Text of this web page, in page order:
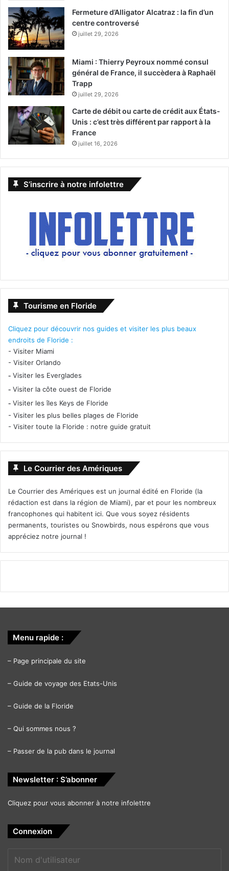
Fermeture d’Alligator Alcatraz : la fin d’un
centre controversé
juillet 29, 2026
Miami : Thierry Peyroux nommé consul
général de France, il succèdera à Raphaël
Trapp
juillet 29, 2026
Carte de débit ou carte de crédit aux États-
Unis : c’est très différent par rapport à la
France
juillet 16, 2026
S’inscrire à notre infolettre
Tourisme en Floride
Cliquez pour découvrir nos guides et visiter les plus beaux
endroits de Floride :
- Visiter Miami
- Visiter Orlando
- Visiter les Everglades
- Visiter la côte ouest de Floride
- Visiter les îles Keys de Floride
- Visiter les plus belles plages de Floride
- Visiter toute la Floride : notre guide gratuit
Le Courrier des Amériques
Le Courrier des Amériques est un journal édité en Floride (la
rédaction est dans la région de Miami), par et pour les nombreux
francophones qui habitent ici. Que vous soyez résidents
permanents, touristes ou Snowbirds, nous espérons que vous
appréciez notre journal !
Menu rapide :
– Page principale du site
– Guide de voyage des Etats-Unis
– Guide de la Floride
– Qui sommes nous ?
– Passer de la pub dans le journal
Newsletter : S’abonner
Cliquez pour vous abonner à notre infolettre
Connexion